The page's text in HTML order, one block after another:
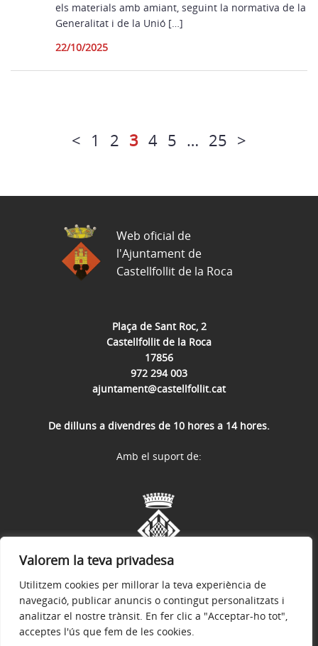
Valorem la teva privadesa
Utilitzem cookies per millorar la teva experiència de
navegació, publicar anuncis o contingut personalitzats i
analitzar el nostre trànsit. En fer clic a "Acceptar-ho tot",
acceptes l'ús que fem de les cookies.
els materials amb amiant, seguint la normativa de la
Generalitat i de la Unió […]
22/10/2025
< 1 2 3 4 5 … 25 >
Plaça de Sant Roc, 2
Castellfollit de la Roca
17856
972 294 003
ajuntament@castellfollit.cat
De dilluns a divendres de 10 hores a 14 hores.
Web oficial de
l'Ajuntament de
Castellfollit de la Roca
Avís legal Política de privacitat
Amb el suport de: